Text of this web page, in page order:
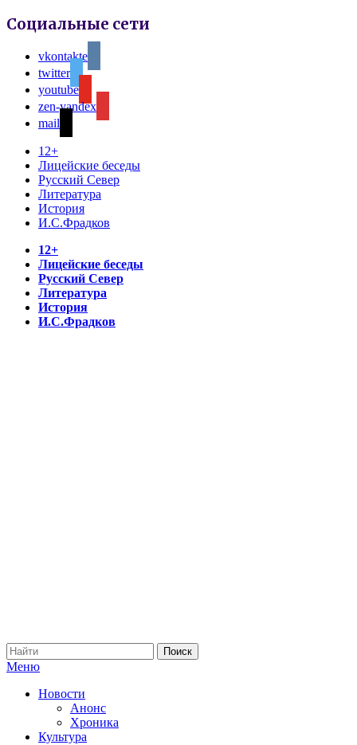
Социальные сети
vkontakte
twitter
youtube
zen-yandex
mail
12+
Лицейские беседы
Русский Север
Литература
История
И.С.Фрадков
12+
Лицейские беседы
Русский Север
Литература
История
И.С.Фрадков
Меню
Новости
Анонс
Хроника
Культура